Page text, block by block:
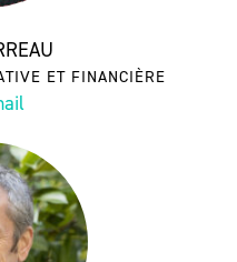
ET FINANCIÈRE